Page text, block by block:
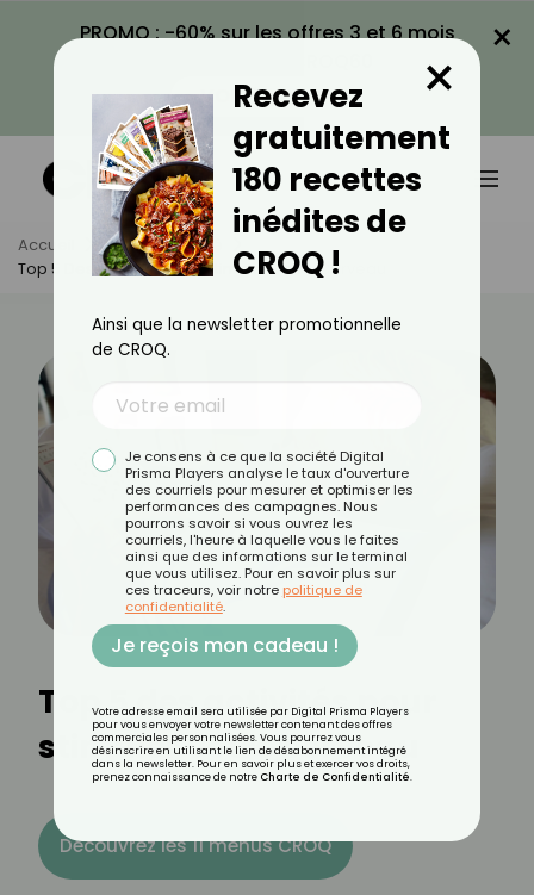
PROMO : -60% sur les offres 3 et 6 mois
VOIR LA PROMO
×
Accueil Actus
Santé
Top 5 Des Activités Pour Stimuler Votre Cerveau
Top 5 des activités pour
stimuler votre cerveau
Découvrez les 11 menus CROQ
Recevez
gratuitement
180 recettes
inédites de
CROQ !
×
Ainsi que la newsletter promotionnelle
de CROQ.
Je consens à ce que la société Digital
Prisma Players analyse le taux d'ouverture
des courriels pour mesurer et optimiser les
performances des campagnes. Nous
pourrons savoir si vous ouvrez les
courriels, l'heure à laquelle vous le faites
ainsi que des informations sur le terminal
que vous utilisez. Pour en savoir plus sur
ces traceurs, voir notre politique de
confidentialité.
Je reçois mon cadeau !
Votre adresse email sera utilisée par Digital Prisma Players
pour vous envoyer votre newsletter contenant des offres
commerciales personnalisées. Vous pourrez vous
désinscrire en utilisant le lien de désabonnement intégré
dans la newsletter. Pour en savoir plus et exercer vos droits,
prenez connaissance de notre Charte de Confidentialité.